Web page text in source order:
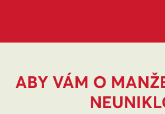
ABY VÁM O